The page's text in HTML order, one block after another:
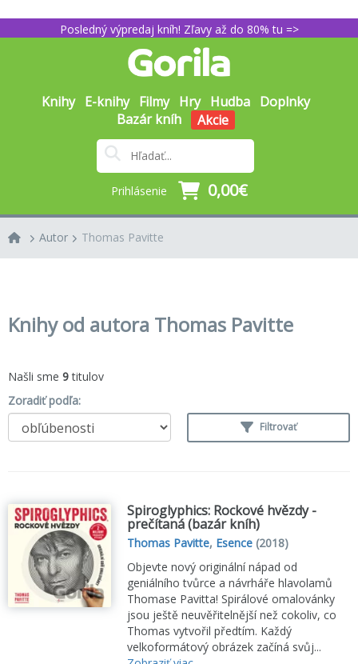
Posledný výpredaj kníh! Zľavy až do 80% tu =>
Knihy E-knihy Filmy Hry Hudba Doplnky
Bazár kníh
Akcie
Prihlásenie 0,00€
Autor Thomas Pavitte
Knihy od autora Thomas Pavitte
Našli sme 9titulov
Zoradiť podľa:
Filtrovať
Spiroglyphics: Rockové hvězdy -
prečítaná (bazár kníh)
Thomas Pavitte, Esence (2018)
Objevte nový originální nápad od
geniálního tvůrce a návrháře hlavolamů
Thomase Pavitta! Spirálové omalovánky
jsou ještě neuvěřitelnější než cokoliv, co
Thomas vytvořil předtím. Každý
velkoformátový obrázek začíná svůj...